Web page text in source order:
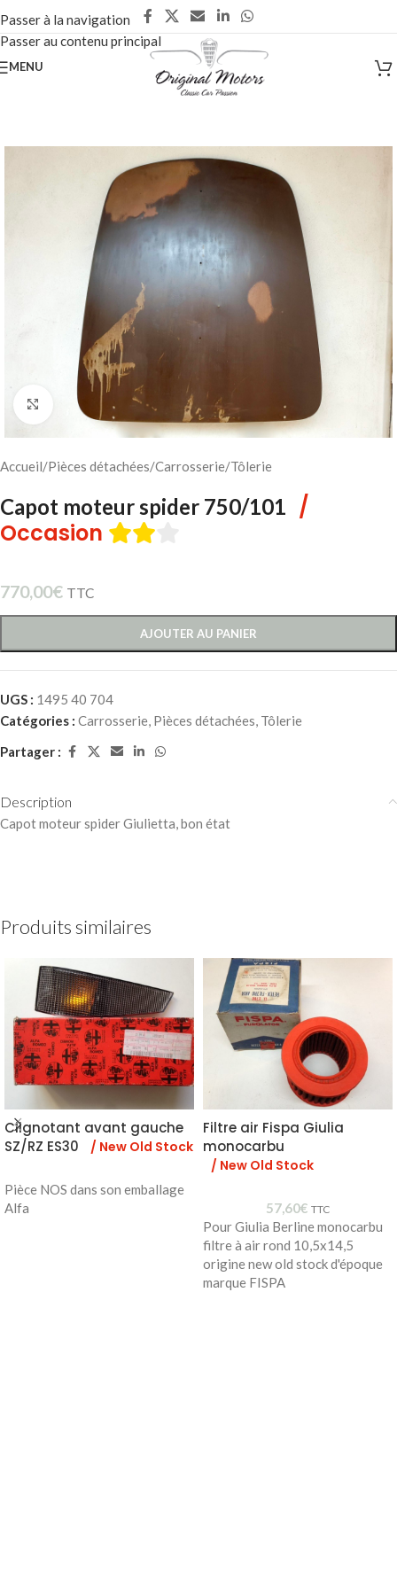
Passer à la navigation
Passer au contenu principal
MENU
Cliquez pour agrandir
Accueil/Pièces détachées/Carrosserie/Tôlerie
Capot moteur spider 750/101 /
Occasion
770,00€ TTC
AJOUTER AU PANIER
UGS : 1495 40 704
Catégories : Carrosserie Pièces détachées Tôlerie
Partager :
Description
Capot moteur spider Giulietta, bon état
Produits similaires
Clignotant avant gauche
SZ/RZ ES30
/ New Old Stock
Pièce NOS dans son emballage
Alfa
Filtre air Fispa Giulia
monocarbu
/ New Old Stock
57,60€ TTC
Pour Giulia Berline monocarbu
filtre à air rond 10,5x14,5
origine new old stock d'époque
marque FISPA